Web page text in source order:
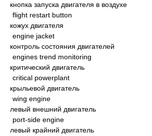
кнопка запуска двигателя в воздухе
flight restart button
кожух двигателя
engine jacket
контроль состояния двигателей
engines trend monitoring
критический двигатель
critical powerplant
крыльевой двигатель
wing engine
левый внешний двигатель
port-side engine
левый крайний двигатель